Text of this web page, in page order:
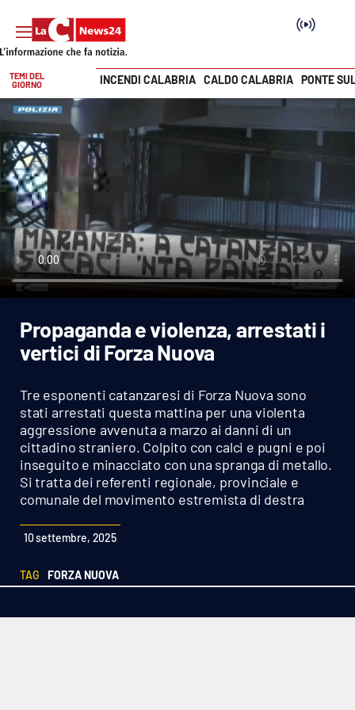
SEZIONI
Cronaca
Politica
Attualità
Economia e lavoro
Italia Mondo
Sport
Cultura
Podcast
Meteo
Editoriali
Vai
TEMI DEL
GIORNO
INCENDI CALABRIA CALDO CALABRIA PONTE
Propaganda e violenza, arrestati i
vertici di Forza Nuova
Tre esponenti catanzaresi di Forza Nuova sono
stati arrestati questa mattina per una violenta
aggressione avvenuta a marzo ai danni di un
cittadino straniero. Colpito con calci e pugni e poi
inseguito e minacciato con una spranga di metallo.
Si tratta dei referenti regionale, provinciale e
comunale del movimento estremista di destra
10 settembre, 2025
TAG FORZA NUOVA